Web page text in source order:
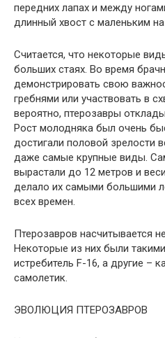
передних лапах и между
длинный хвост с маленьким
Считается, что некоторые
больших стаях. Во время
демонстрировать свою
гребнями или участвовать в
вероятно, птерозавры
Рост молодняка был очень
достигали половой зрелости
даже самые крупные виды.
вырастали до 12 метров и
делало их самыми большими
всех времен.
Птерозавров насчитывается
Некоторые из них были
истребитель F-16, а другие –
самолетик.
ЭВОЛЮЦИЯ ПТЕРОЗАВРОВ